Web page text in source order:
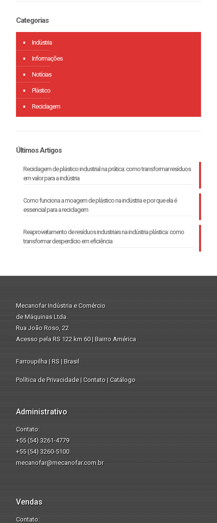
Categorias
Indústria
Informações
Notícias
Plástico
Reciclagem
Últimos Artigos
Reciclagem de plástico industrial na prática: como transformar resíduos
em valor para a indústria
Como funciona a moagem de plástico na indústria e por que ela é
essencial para a reciclagem
Reaproveitamento de resíduos industriais na indústria plástica: como
transformar desperdício em eficiência
Mecanofar Indústria e Comércio
de Máquinas Ltda.
Rua João Roso, 22
Acesso pela RS 122 km 60 | Bairro América
Farroupilha | RS | Brasil
Política de Privacidade| Contato | Catálogo
Administrativo
Contato:
+55 (54) 3261-4779
+55 (54) 3260-5100
mecanofar@mecanofar.com.br
Vendas
Contato: